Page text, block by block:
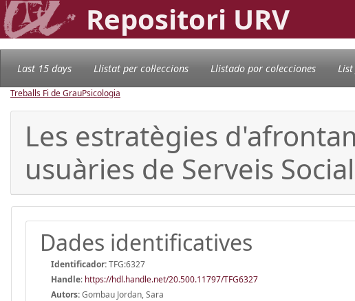
Repositori URV
Last 15 days Llistat per col·leccions Llistado por colecciones
Treballs Fi de GrauPsicologia
Les estratègies
usuàries de Serveis
Dades identificatives
Identificador:TFG:6327
Handle: https://hdl.handle.net/20.500.11797/TFG6327
Autors:Gombau Jordan, Sara